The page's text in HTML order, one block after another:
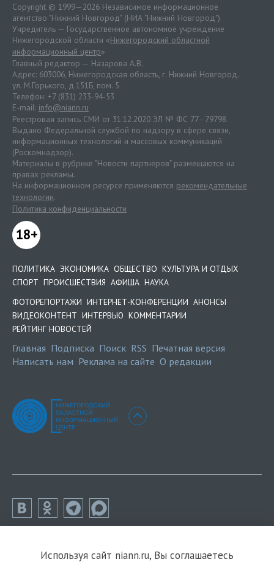
Copyright © 1999—2026 Независимое информационное
агентство "Нижний Новгород" (НИА "Нижний Новгород")
Учредитель — Государственное автономное учреждение
Нижегородской области «Нижегородский областной
информационный центр»
Главный редактор — Назарова А.В.
Адрес: 603006, Нижегородская область, г. Нижний Новгород.
ул. М.Горького, д.151Б, пом. 5
Телефон: +7 (831) 233-94-53
E-mail: info@niann.ru
Реестровая запись СМИ от 31.12.2020 ЭЛ № ФС 77 - 79798.
Выдано Федеральной службой по надзору в сфере связи,
информационных технологий и массовых коммуникаций
(Роскомнадзор).
Материалы в рубрике "Новости партнеров" размещаются на
правах рекламы.
На информационном ресурсе применяются рекомендательные
технологии.
Политика конфиденциальности
18+
ПОЛИТИКА ЭКОНОМИКА ОБЩЕСТВО КУЛЬТУРА И ОТДЫХ
СПОРТ ПРОИСШЕСТВИЯ АФИША НАУКА
ФОТОРЕПОРТАЖИ ИНТЕРНЕТ-КОНФЕРЕНЦИИ АНОНСЫ
ВИДЕОКОНТЕНТ ИНТЕРВЬЮ КОММЕНТАРИИ
РЕЙТИНГ НОВОСТЕЙ
Главная Подписка Поиск RSS Печатная версия
Написать нам Реклама на сайте О редакции
Используя сайт niann.ru, Вы соглашаетесь